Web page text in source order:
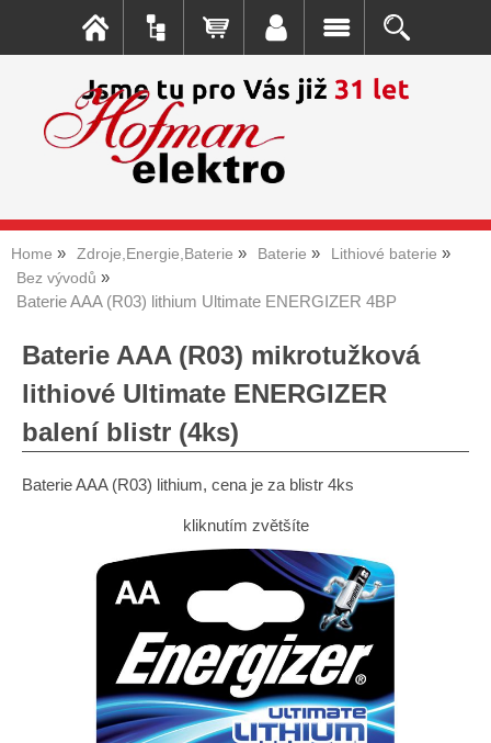
Home Zdroje,Energie,Baterie Baterie
Lithiové baterie
Bez vývodů
Baterie AAA (R03) lithium Ultimate ENERGIZER 4BP
Baterie AAA (R03) mikrotužková
lithiové Ultimate ENERGIZER
balení blistr (4ks)
Baterie AAA (R03) lithium, cena je za blistr 4ks
kliknutím zvětšíte